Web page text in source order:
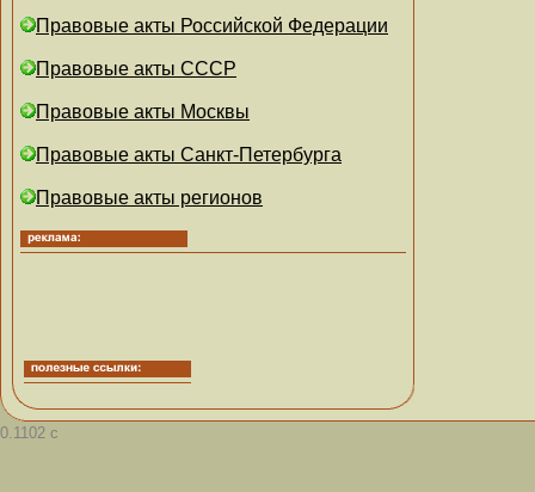
Правовые акты Российской Федерации
Правовые акты СССР
Правовые акты Москвы
Правовые акты Санкт-Петербурга
Правовые акты регионов
0.1102 с